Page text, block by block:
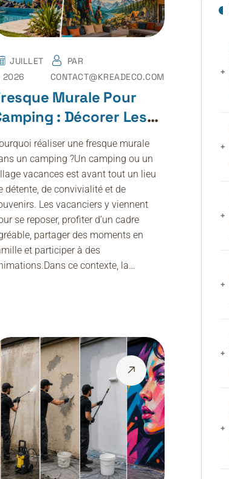
JUILLET
2026
PAR
CONTACT@KREADECO.COM
Murale Pour
: Décorer Les
Communs Et
Jeunesse
réaliser une fresque murale
un camping ?Un camping ou un
vacances est avant tout un lieu
détente, de convivialité et de
Les vacanciers y viennent
se reposer, profiter d’un cadre
partager des moments en
et participer à des
ce contexte, la…